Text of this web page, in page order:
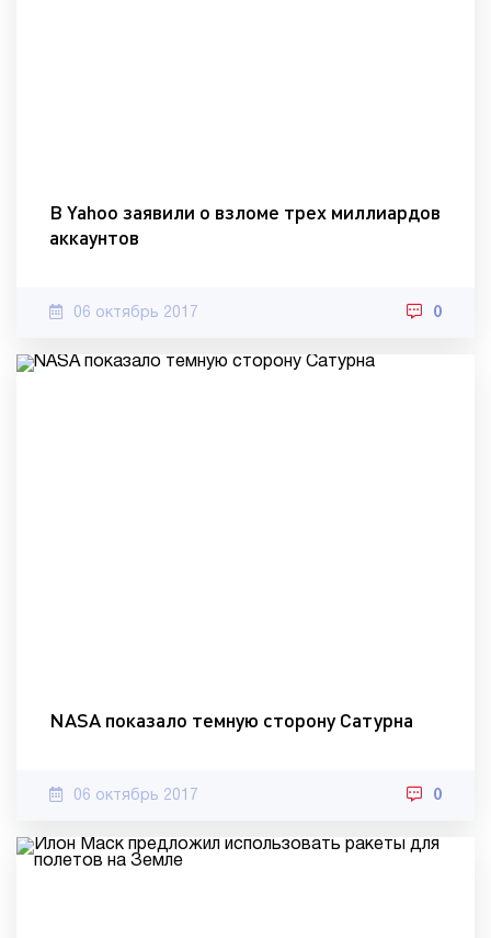
В Yahoo заявили о взломе трех миллиардов
аккаунтов
06 октябрь 2017 0
NASA показало темную сторону Сатурна
06 октябрь 2017 0